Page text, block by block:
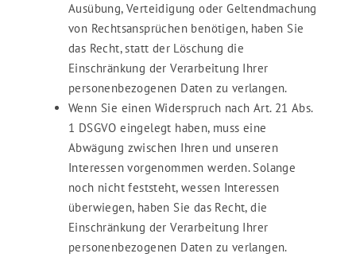
Ausübung, Verteidigung oder Geltendmachung
von Rechtsansprüchen benötigen, haben Sie
das Recht, statt der Löschung die
Einschränkung der Verarbeitung Ihrer
personenbezogenen Daten zu verlangen.
Wenn Sie einen Widerspruch nach Art. 21 Abs.
1 DSGVO eingelegt haben, muss eine
Abwägung zwischen Ihren und unseren
Interessen vorgenommen werden. Solange
noch nicht feststeht, wessen Interessen
überwiegen, haben Sie das Recht, die
Einschränkung der Verarbeitung Ihrer
personenbezogenen Daten zu verlangen.